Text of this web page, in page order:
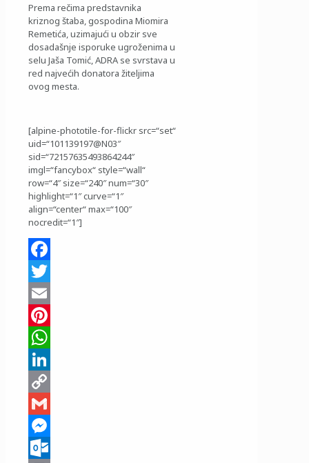
Prema rečima predstavnika
kriznog štaba, gospodina Miomira
Remetića, uzimajući u obzir sve
dosadašnje isporuke ugroženima u
selu Jaša Tomić, ADRA se svrstava u
red najvećih donatora žiteljima
ovog mesta.
[alpine-phototile-for-flickr src=“set“
uid=“101139197@N03″
sid=“72157635493864244″
imgl=“fancybox“ style=“wall“
row=“4″ size=“240″ num=“30″
highlight=“1″ curve=“1″
align=“center“ max=“100″
nocredit=“1″]
Facebook
Twitter
Email
Pinterest
WhatsApp
LinkedIn
Copy
Link
Gmail
Messenger